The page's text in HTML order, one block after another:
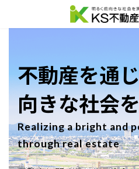
不動産を通
向きな社会
Realizing a bright and
through real estate